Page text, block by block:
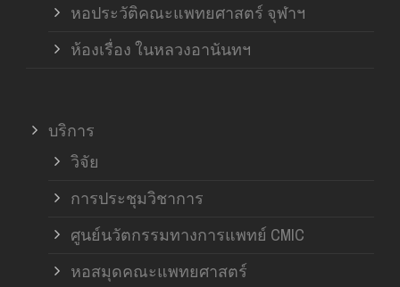
หอประวัติคณะแพทยศาสตร์ จุฬาฯ
ห้องเรื่อง ในหลวงอานันทฯ
บริการ
วิจัย
การประชุมวิชาการ
ศูนย์นวัตกรรมทางการแพทย์ CMIC
หอสมุดคณะแพทยศาสตร์